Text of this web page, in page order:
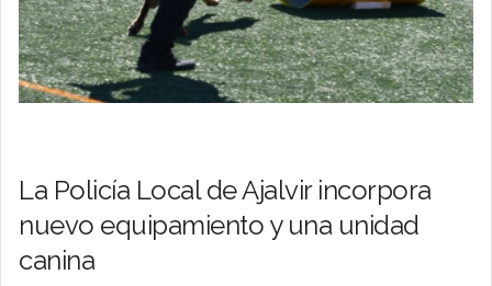
La Policía Local de Ajalvir incorpora
nuevo equipamiento y una unidad
canina